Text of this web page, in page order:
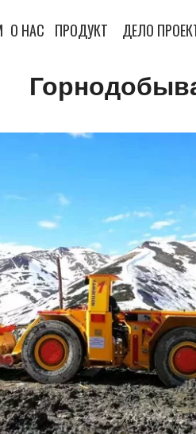
О НАС ПРОДУКТ ДЕЛО